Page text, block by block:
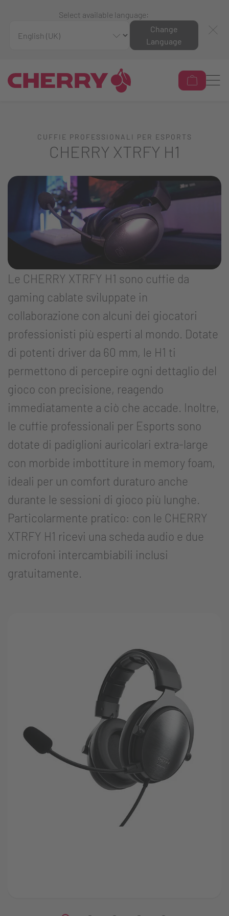
Select available language:
Change
Language
CUFFIE PROFESSIONALI PER ESPORTS
CHERRY XTRFY H1
Le CHERRY XTRFY H1 sono cuffie da
gaming cablate sviluppate in
collaborazione con alcuni dei giocatori
professionisti più esperti al mondo. Dotate
di potenti driver da 60 mm, le H1 ti
permettono di percepire ogni dettaglio del
gioco con precisione, reagendo
immediatamente a ciò che accade. Inoltre,
le cuffie professionali per Esports sono
dotate di padiglioni auricolari extra-large
con morbide imbottiture in memory foam,
ideali per un comfort duraturo anche
durante le sessioni di gioco più lunghe.
Particolarmente pratico: con le CHERRY
XTRFY H1 ricevi una scheda audio e due
microfoni intercambiabili inclusi
gratuitamente.